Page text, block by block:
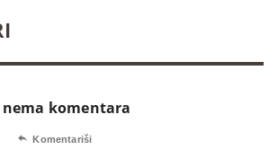
nema komentara
 Komentariši